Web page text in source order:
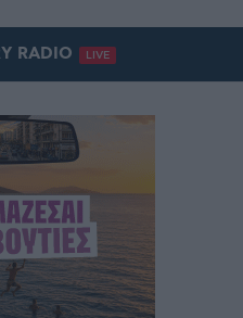
RADIO LIVE